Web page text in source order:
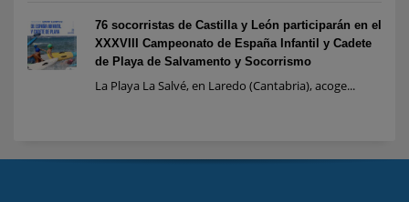
76 socorristas de Castilla y León participarán en el
XXXVIII Campeonato de España Infantil y Cadete
de Playa de Salvamento y Socorrismo
La Playa La Salvé, en Laredo (Cantabria), acoge...